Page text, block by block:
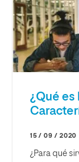
¿Qué
15 / 09 / 2020
¿Para qué